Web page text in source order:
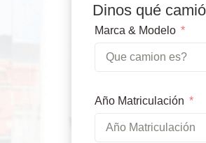
Dinos qué
Marca & Modelo
Año Matriculación